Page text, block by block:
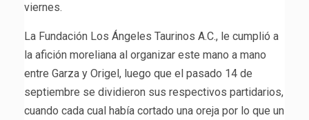
viernes.
La Fundación Los Ángeles Taurinos A.C., le cumplió a
la afición moreliana al organizar este mano a mano
entre Garza y Origel, luego que el pasado 14 de
septiembre se dividieron sus respectivos partidarios,
cuando cada cual había cortado una oreja por lo que un